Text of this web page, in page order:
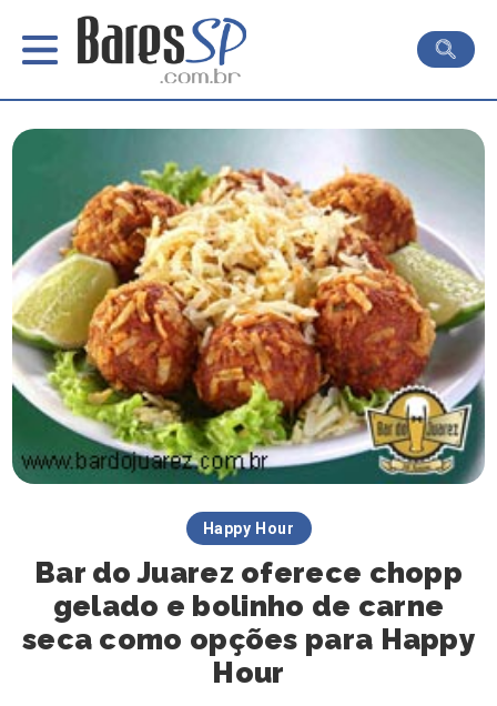
Happy Hour
Bar do Juarez oferece chopp
gelado e bolinho de carne
seca como opções para Happy
Hour